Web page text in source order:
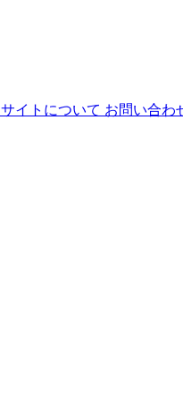
サイトについて お問い合わ